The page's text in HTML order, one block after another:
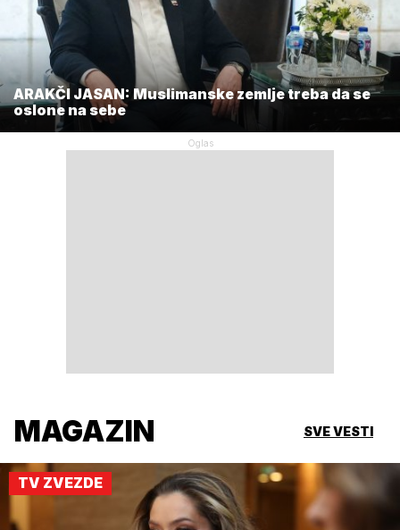
ARAKČI JASAN: Muslimanske zemlje treba da se
oslone na sebe
MAGAZIN SVE VESTI
TV ZVEZDE